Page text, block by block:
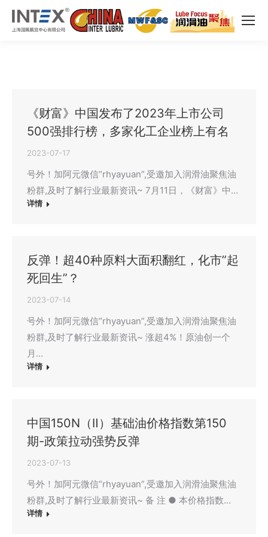
《财富》中国发布了2023年上市公司
500强排行榜，多家化工企业榜上有名
2023-07-17
号外！加阿元微信“rhyayuan”,受邀加入润滑油聚焦油
粉群,及时了解行业最新资讯~ 7月11日，《财富》中…
详情
反弹！超40种原料大面积翻红，化市”起
死回生”？
2023-07-14
号外！加阿元微信“rhyayuan”,受邀加入润滑油聚焦油
粉群,及时了解行业最新资讯~ 涨超4%！原油创一个
月…
详情
中国150N（Ⅱ）基础油价格指数第150
期-政策拉动强势反弹
2023-07-13
号外！加阿元微信“rhyayuan”,受邀加入润滑油聚焦油
粉群,及时了解行业最新资讯~ 备 注 ● 本价格指数…
详情